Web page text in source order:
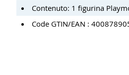
Contenuto: 1 figurina
Code GTIN/EAN :